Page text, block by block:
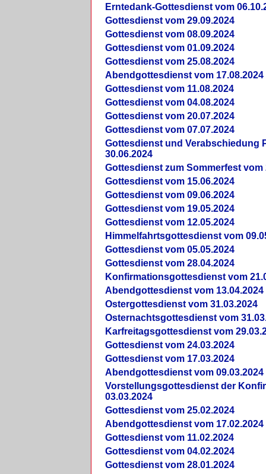
Erntedank-Gottesdienst vom
Gottesdienst vom 29.09.2024
Gottesdienst vom 08.09.2024
Gottesdienst vom 01.09.2024
Gottesdienst vom 25.08.2024
Abendgottesdienst vom 17.08.2024
Gottesdienst vom 11.08.2024
Gottesdienst vom 04.08.2024
Gottesdienst vom 20.07.2024
Gottesdienst vom 07.07.2024
Gottesdienst und Verabschiedung
30.06.2024
Gottesdienst zum Sommerfest vom
Gottesdienst vom 15.06.2024
Gottesdienst vom 09.06.2024
Gottesdienst vom 19.05.2024
Gottesdienst vom 12.05.2024
Himmelfahrtsgottesdienst vom
Gottesdienst vom 05.05.2024
Gottesdienst vom 28.04.2024
Konfirmationsgottesdienst vom
Abendgottesdienst vom 13.04.2024
Ostergottesdienst vom 31.03.2024
Osternachtsgottesdienst vom
Karfreitagsgottesdienst vom
Gottesdienst vom 24.03.2024
Gottesdienst vom 17.03.2024
Abendgottesdienst vom 09.03.2024
Vorstellungsgottesdienst der
03.03.2024
Gottesdienst vom 25.02.2024
Abendgottesdienst vom 17.02.2024
Gottesdienst vom 11.02.2024
Gottesdienst vom 04.02.2024
Gottesdienst vom 28.01.2024